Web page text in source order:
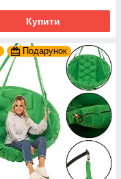
Купити
Подарунок